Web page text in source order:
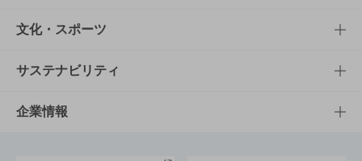
商品一覧
商品発売情報
栄養成分一覧
知る・楽しむTOP
キャンペーン
工場見学
文化・スポーツ
文化・スポーツTOP
サントリーホール
サステナビリティ
サステナビリティTOP
企業情報